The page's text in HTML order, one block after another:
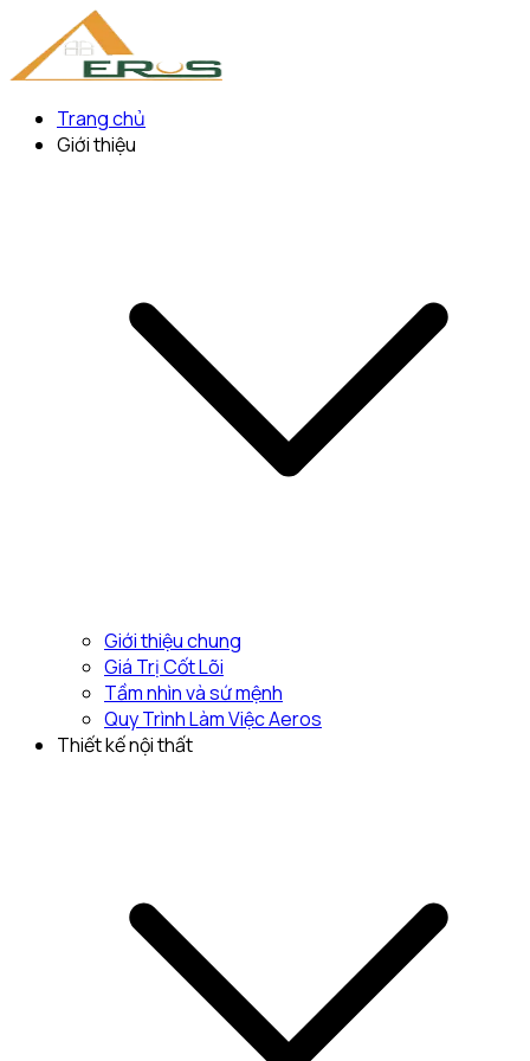
Trang chủ
Giới thiệu
Giới thiệu chung
Giá Trị Cốt Lõi
Tầm nhìn và sứ mệnh
Quy Trình Làm Việc Aeros
Thiết kế nội thất